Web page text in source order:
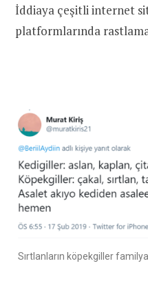
İddiaya çeşitli internet
platformlarında
Sırtlanların köpekgiller